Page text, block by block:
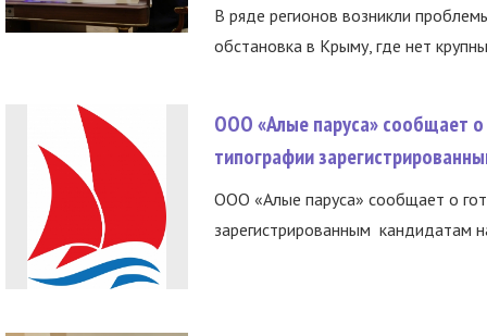
В ряде регионов возникли
обстановка в Крыму, где нет
ООО «Алые паруса» сообщает о
типографии
ООО «Алые паруса» сообщает о
зарегистрированным кандидатам